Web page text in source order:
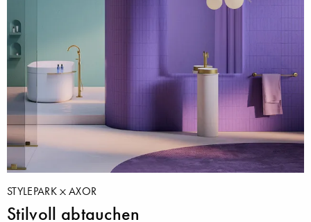
STYLEPARK AXOR
Stilvoll abtauchen